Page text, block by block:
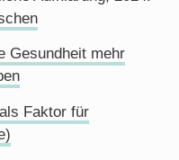
Gesundheit mehr
Faktor für